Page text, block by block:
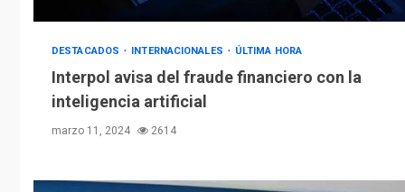
DESTACADOS INTERNACIONALES ÚLTIMA HORA
Interpol avisa del fraude financiero con la
inteligencia artificial
marzo 11, 2024 2614